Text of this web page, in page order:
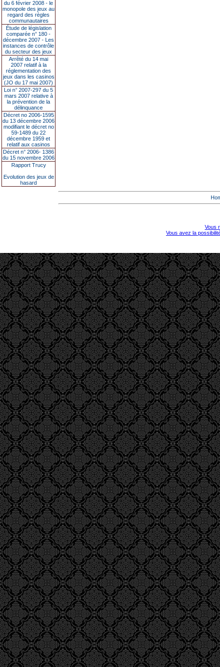
du 6 février 2008 - le
monopole des jeux au
regard des règles
communautaires
Étude de législation
comparée n° 180 -
décembre 2007 - Les
instances de contrôle
du secteur des jeux
Arrêté du 14 mai
2007 relatif à la
réglementation des
jeux dans les casinos
(JO du 17 mai 2007)
Loi n° 2007-297 du 5
mars 2007 relative à
la prévention de la
délinquance
Décret no 2006-1595
du 13 décembre 2006
modifiant le décret no
59-1489 du 22
décembre 1959 et
relatif aux casinos
Décret n° 2006- 1386
du 15 novembre 2006
Rapport Trucy
Evolution des jeux de
hasard
Vous
Vous avez la